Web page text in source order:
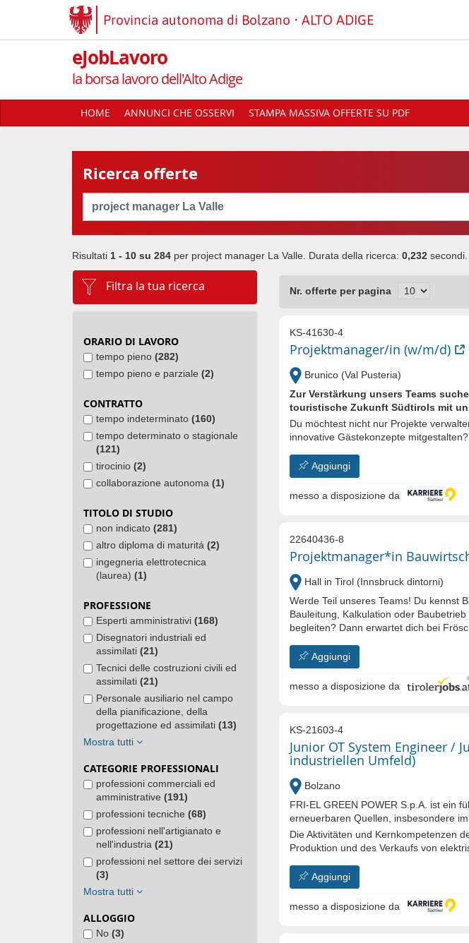
Provincia autonoma di Bolzano ALTO ADIGE
eJobLavoro
la borsa lavoro dell'Alto Adige
HOME ANNUNCI CHE OSSERVI STAMPA MASSIVA OFFERTE SU PDF
Ricerca offerte
Risultati 1 - 10 su 284 per project manager La Valle . Durata della ricerca: 0,232 secondi.
Filtra la tua ricerca
ORARIO DI LAVORO
tempo pieno (282)
tempo pieno e parziale (2)
CONTRATTO
tempo indeterminato (160)
tempo determinato o stagionale
(121)
tirocinio (2)
collaborazione autonoma (1)
TITOLO DI STUDIO
non indicato (281)
altro diploma di maturitá (2)
ingegneria elettrotecnica
(laurea) (1)
PROFESSIONE
Esperti amministrativi (168)
Disegnatori industriali ed
assimilati (21)
Tecnici delle costruzioni civili ed
assimilati (21)
Personale ausiliario nel campo
della pianificazione, della
progettazione ed assimilati (13)
Mostra tutti
CATEGORIE PROFESSIONALI
professioni commerciali ed
amministrative (191)
professioni tecniche (68)
professioni nell'artigianato e
nell'industria (21)
professioni nel settore dei servizi
(3)
Mostra tutti
ALLOGGIO
No (3)
Nr. offerte per pagina
KS-41630-4
Projektmanager/in (w/m/d)
Brunico (Val Pusteria)
Zur Verstärkung unsers Teams
touristische Zukunft Südtirols mit
Du möchtest nicht nur Projekte
innovative Gästekonzepte mitgestalten?
Aggiungi
messo a disposizione da
22640436-8
Projektmanager*in
Hall in Tirol (Innsbruck dintorni)
Werde Teil unseres Teams! Du kennst
Bauleitung, Kalkulation oder
begleiten? Dann erwartet dich bei
Aggiungi
messo a disposizione da
KS-21603-4
Junior OT System Engineer /
industriellen Umfeld)
Bolzano
FRI-EL GREEN POWER S.p.A. ist ein
erneuerbaren Quellen, insbesondere
Die Aktivitäten und Kernkompetenzen
Produktion und des Verkaufs von
Aggiungi
messo a disposizione da